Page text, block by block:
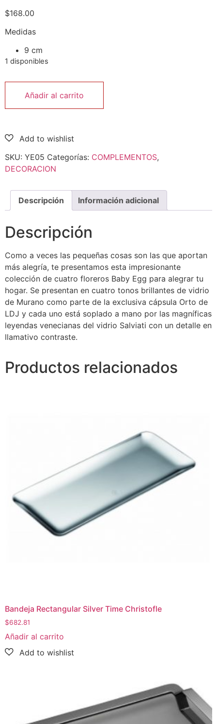
$168.00
Medidas
9 cm
1 disponibles
Añadir al carrito
SKU: YE05 Categorías: COMPLEMENTOS,
DECORACION
Descripción Información adicional
Descripción
Como a veces las pequeñas cosas son las que aportan
más alegría, te presentamos esta impresionante
colección de cuatro floreros Baby Egg para alegrar tu
hogar. Se presentan en cuatro tonos brillantes de vidrio
de Murano como parte de la exclusiva cápsula Orto de
LDJ y cada uno está soplado a mano por las magníficas
leyendas venecianas del vidrio Salviati con un detalle en
llamativo contraste.
Productos relacionados
Bandeja Rectangular Silver Time Christofle
$682.81
Añadir al carrito